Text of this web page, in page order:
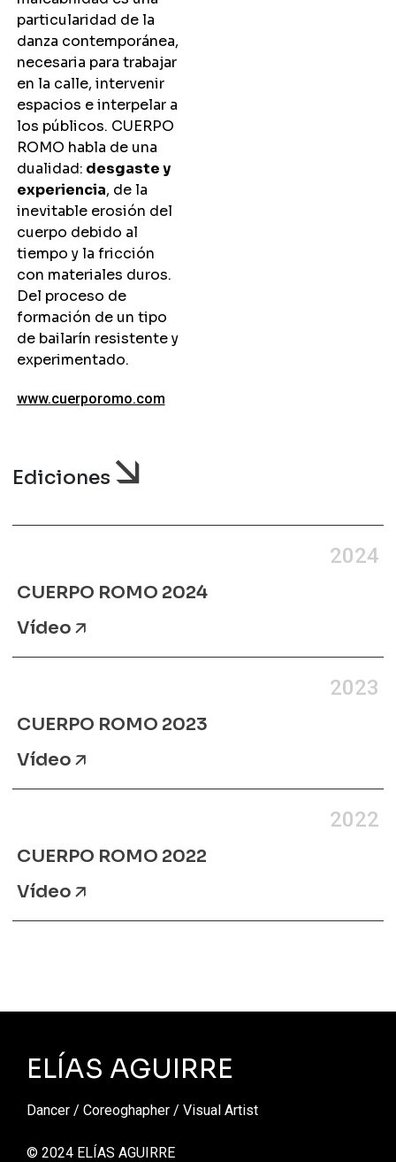
particularidad de la
danza contemporánea,
necesaria para trabajar
en la calle, intervenir
espacios e interpelar a
los públicos. CUERPO
ROMO habla de una
dualidad: desgaste y
experiencia, de la
inevitable erosión del
cuerpo debido al
tiempo y la fricción
con materiales duros.
Del proceso de
formación de un tipo
de bailarín resistente y
experimentado.
www.cuerporomo.com
Ediciones
2024
CUERPO ROMO 2024
Vídeo
2023
CUERPO ROMO 2023
Vídeo
2022
CUERPO ROMO 2022
Vídeo
ELÍAS AGUIRRE
Dancer / Coreoghapher / Visual Artist
© 2024 ELÍAS AGUIRRE